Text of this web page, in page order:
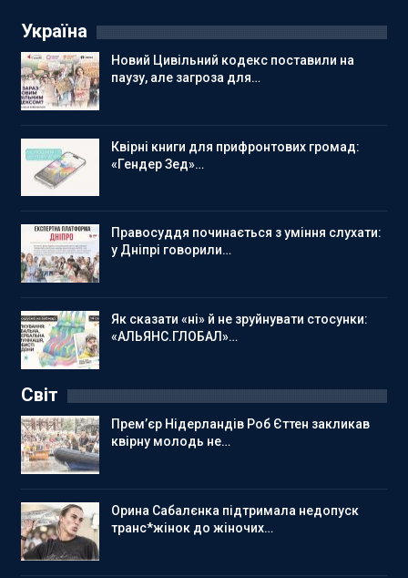
Україна
Новий Цивільний кодекс поставили на
паузу, але загроза для…
Квірні книги для прифронтових громад:
«Гендер Зед»…
Правосуддя починається з уміння слухати:
у Дніпрі говорили…
Як сказати «ні» й не зруйнувати стосунки:
«АЛЬЯНС.ГЛОБАЛ»…
Світ
Прем’єр Нідерландів Роб Єттен закликав
квірну молодь не…
Орина Сабалєнка підтримала недопуск
транс*жінок до жіночих…